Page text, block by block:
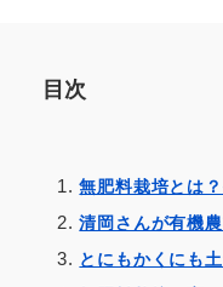
目次
無肥料栽培とは
清岡さんが有機
とにもかくにも